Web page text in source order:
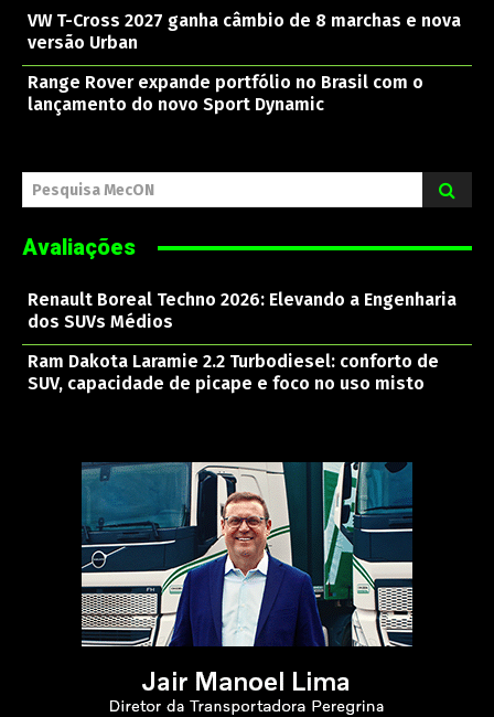
VW T-Cross 2027 ganha câmbio de 8 marchas e nova
versão Urban
Range Rover expande portfólio no Brasil com o
lançamento do novo Sport Dynamic
Pesquisa MecON
Avaliações
Renault Boreal Techno 2026: Elevando a Engenharia
dos SUVs Médios
Ram Dakota Laramie 2.2 Turbodiesel: conforto de
SUV, capacidade de picape e foco no uso misto